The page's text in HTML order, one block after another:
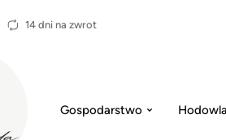
14 dni na zwrot
Gospodarstwo